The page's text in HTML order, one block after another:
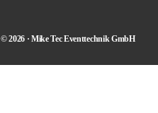
© 2026 · Mike Tec Eventtechnik GmbH